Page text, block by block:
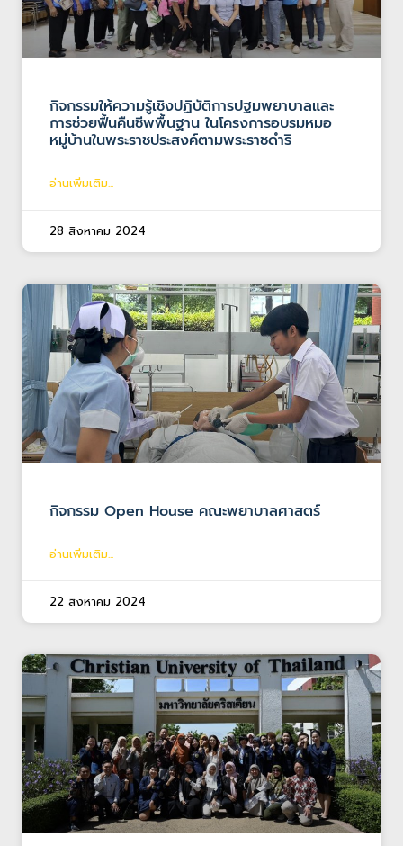
กิจกรรมให้ความรู้เชิงปฏิบัติการปฐมพยาบาลและ
การช่วยฟื้นคืนชีพพื้นฐาน ในโครงการอบรมหมอ
หมู่บ้านในพระราชประสงค์ตามพระราชดำริ
อ่านเพิ่มเติม...
28 สิงหาคม 2024
กิจกรรม Open House คณะพยาบาลศาสตร์
อ่านเพิ่มเติม...
22 สิงหาคม 2024